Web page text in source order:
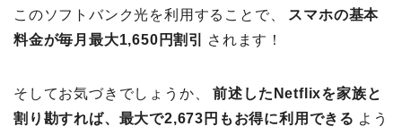
このソフトバンク光を利用することで、
スマホの基本
料金が毎月最大1,650円割引
されます！
そしてお気づきでしょうか、
前述したNetflixを家族と
割り勘すれば、最大で2,673円もお得に利用できる よう